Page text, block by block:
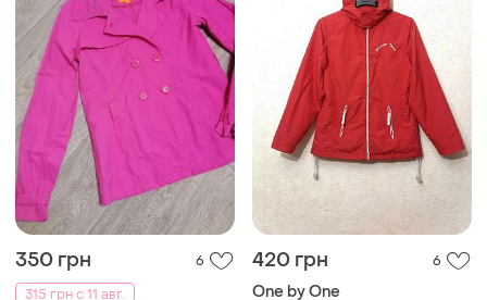
350 грн
6
315 грн с 11 авг.
420 грн 6
One by One